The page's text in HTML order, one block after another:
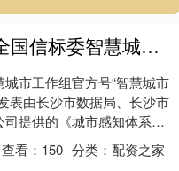
闻道配资 全国信标委智慧城市工作组丨长沙市打造城市安全新范式案例分享
市工作组官方号“智慧城市
表由长沙市数据局、长沙市
提供的《城市感知体系典
造城市安全新范式》，该
查看： 150 分类：配资之家